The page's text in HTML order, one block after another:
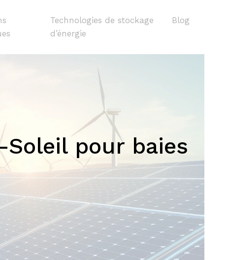
Technologies de stockage
d’énergie
Blog
Soleil pour baies